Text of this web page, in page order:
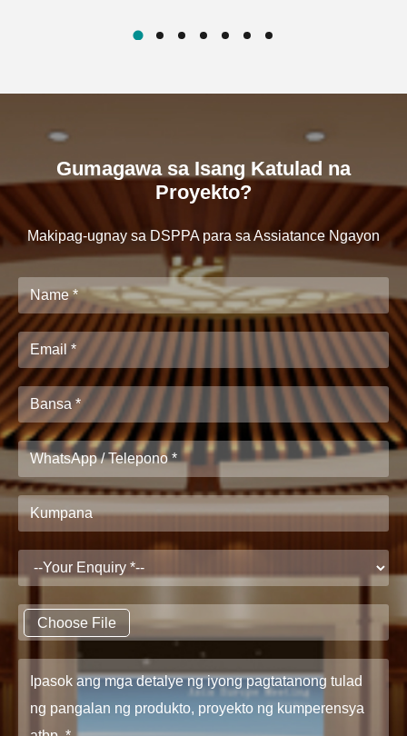
Gumagawa sa Isang Katulad na
Proyekto?
Makipag-ugnay sa DSPPA para sa Assiatance Ngayon
Choose File